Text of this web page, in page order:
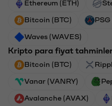
Ethereum (ETH)
Bitcoin (BTC)
Waves (WAVES)
Kripto para fiyat
Bitcoin (BTC)
Vanar (VANRY)
Avalanche (AVAX)